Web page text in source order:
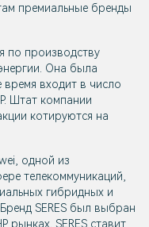
премиальные бренды
по производству
Она была
входит в число
Штат компании
котируются на
одной из
телекоммуникаций,
гибридных и
SERES был выбран
рынках. SERES ставит